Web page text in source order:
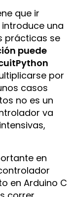
que ir
una
prácticas se
puede
por
casos
no es un
va
en
en Arduino C